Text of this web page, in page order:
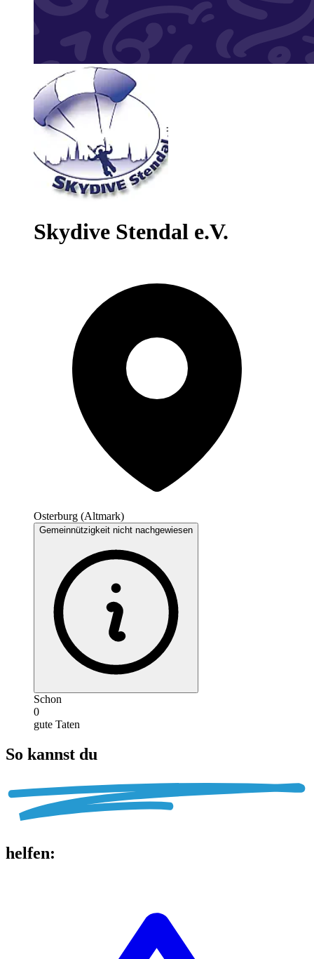
Skydive Stendal e.V.
Osterburg (Altmark)
Gemeinnützigkeit nicht nachgewiesen
Schon
0
gute Taten
So kannst du
helfen: